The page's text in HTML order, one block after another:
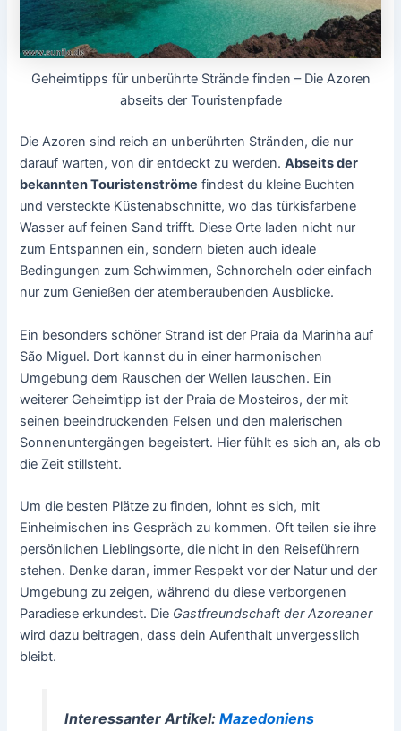
Geheimtipps für unberührte Strände finden – Die Azoren
abseits der Touristenpfade
Die Azoren sind reich an unberührten Stränden, die nur
darauf warten, von dir entdeckt zu werden.Abseits der
bekannten Touristenströme findest du kleine Buchten
und versteckte Küstenabschnitte, wo das türkisfarbene
Wasser auf feinen Sand trifft. Diese Orte laden nicht nur
zum Entspannen ein, sondern bieten auch ideale
Bedingungen zum Schwimmen, Schnorcheln oder einfach
nur zum Genießen der atemberaubenden Ausblicke.
Ein besonders schöner Strand ist der Praia da Marinha auf
São Miguel. Dort kannst du in einer harmonischen
Umgebung dem Rauschen der Wellen lauschen. Ein
weiterer Geheimtipp ist der Praia de Mosteiros, der mit
seinen beeindruckenden Felsen und den malerischen
Sonnenuntergängen begeistert. Hier fühlt es sich an, als ob
die Zeit stillsteht.
Um die besten Plätze zu finden, lohnt es sich, mit
Einheimischen ins Gespräch zu kommen. Oft teilen sie ihre
persönlichen Lieblingsorte, die nicht in den Reiseführern
stehen. Denke daran, immer Respekt vor der Natur und der
Umgebung zu zeigen, während du diese verborgenen
Paradiese erkundest. Die Gastfreundschaft der Azoreaner
wird dazu beitragen, dass dein Aufenthalt unvergesslich
bleibt.
Interessanter Artikel: Mazedoniens